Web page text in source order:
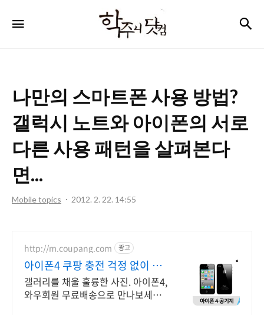
주
컴
나만의 스마트폰 사용 방법?
갤럭시 노트와 아이폰의 서로
다른 사용 패턴을 살펴본다
면...
Mobile topics 2012. 2. 22. 14:55
http://m.coupang.com 광고
아이폰4 쿠팡 충전 걱정 없이 하
루 종일
갤러리를 채울 훌륭한 사진. 아이폰4,
와우회원 무료배송으로 만나보세요.